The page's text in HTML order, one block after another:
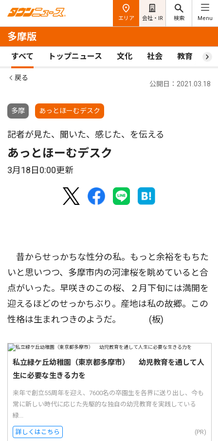
エリア 会社・IR 検索 Menu
多摩版
すべて トップニュース 文化 社会 教育 ス
戻る
多摩 あっとほーむデスク
公開日：2021.03.18
記者が見た、聞いた、感じた、を伝える
あっとほーむデスク
3月18日0:00更新
昔からせっかちな性分の私。もっと余裕をもちた
いと思いつつ、多摩市内の河津桜を眺めていると合
点がいった。早咲きのこの桜、２月下旬には満開を
迎えるほどのせっかちぶり。産地は私の故郷。この
性格は生まれつきのようだ。 (板)
私立緑ケ丘幼稚園（東京都多摩市） 幼児教育を通して人
生に必要な生きる力を
来年で創立55周年を迎え、7600名の卒園生を各界に送り出し、今も
常に新しい時代に応じた先駆的な独自の幼児教育を実践している
緑...
詳しくはこちら (PR)